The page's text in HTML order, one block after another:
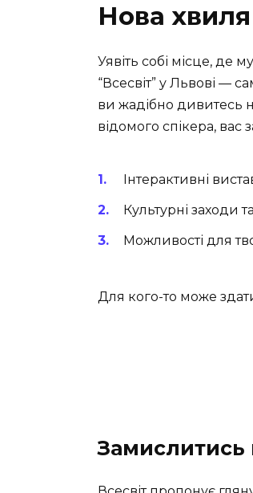
Нова
Уявіть собі місце, де
“Всесвіт” у Львові —
ви жадібно дивитесь
відомого спікера, вас
Інтерактивні
Культурні заходи
Можливості для
Для кого-то може
Замислитись